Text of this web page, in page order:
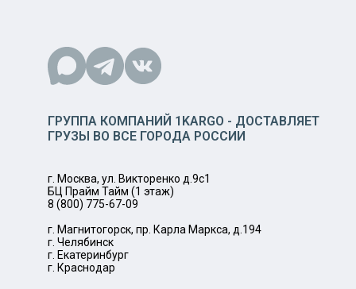
ГРУППА КОМПАНИЙ 1KARGO - ДОСТАВЛЯЕТ
ГРУЗЫ ВО ВСЕ ГОРОДА РОССИИ
г. Москва, ул. Викторенко д.9с1
БЦ Прайм Тайм (1 этаж)
8 (800) 775-67-09
г. Магнитогорск, пр. Карла Маркса, д.194
г. Челябинск
г. Екатеринбург
г. Краснодар